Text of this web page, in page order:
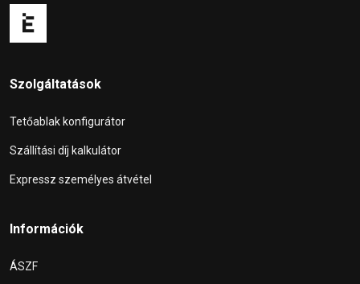
Szolgáltatások
Tetőablak konfigurátor
Szállítási díj kalkulátor
Expressz személyes átvétel
Információk
ÁSZF